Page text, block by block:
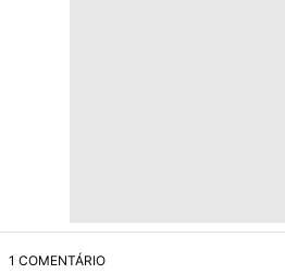
1 COMENTÁRIO